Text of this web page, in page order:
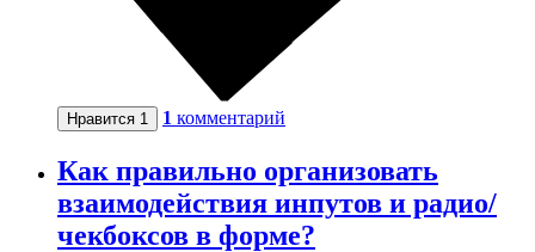
Нравится 1 1 комментарий
Как правильно организовать
взаимодействия инпутов и радио/
чекбоксов в форме?